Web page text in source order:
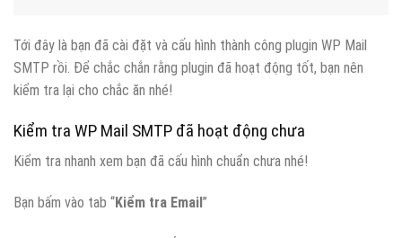
Tới đây là bạn đã cài đặt và cấu hình thành công plugin WP Mail
SMTP rồi. Để chắc chắn rằng plugin đã hoạt động tốt, bạn nên
kiểm tra lại cho chắc ăn nhé!
Kiểm tra WP Mail SMTP đã hoạt động chưa
Kiểm tra nhanh xem bạn đã cấu hình chuẩn chưa nhé!
Bạn bấm vào tab “Kiểm tra Email ”